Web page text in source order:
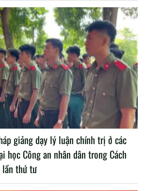
giảng dạy lý luận chính trị ở các
học Công an nhân dân trong Cách
lần thứ tư